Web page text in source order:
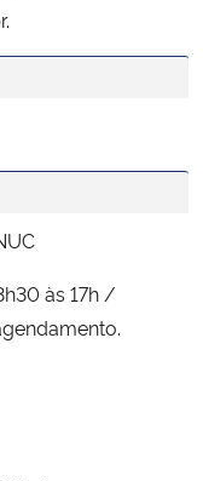
às 17h /